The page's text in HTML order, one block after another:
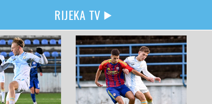
RIJEKA TV